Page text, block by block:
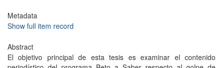
Metadata
Show full item record
Abstract
El objetivo principal de esta tesis es examinar el contenido